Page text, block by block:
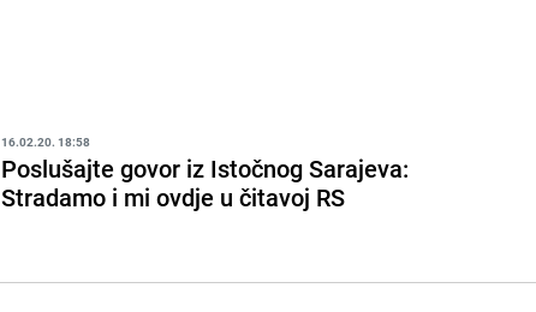
16.02.20. 18:58
Poslušajte govor iz Istočnog Sarajeva:
Stradamo i mi ovdje u čitavoj RS